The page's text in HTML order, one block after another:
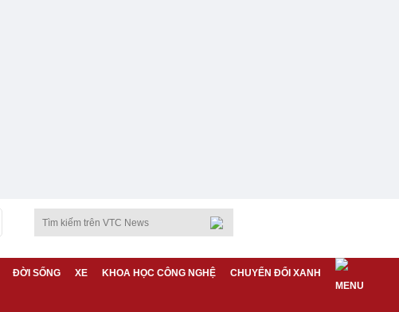
ĐỜI SỐNG XE KHOA HỌC CÔNG NGHỆ CHUYỂN ĐỔI XANH